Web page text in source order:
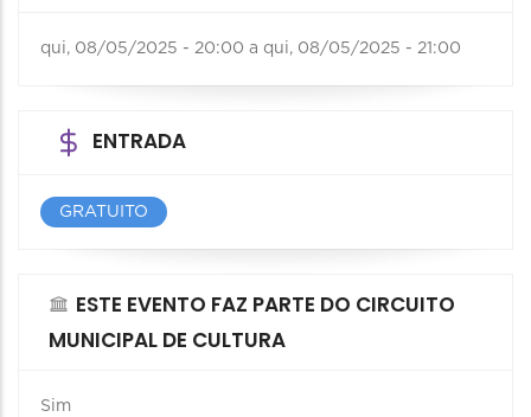
qui, 08/05/2025 - 20:00 a qui, 08/05/2025 - 21:00
ENTRADA
GRATUITO
ESTE EVENTO FAZ PARTE DO CIRCUITO
MUNICIPAL DE CULTURA
Sim